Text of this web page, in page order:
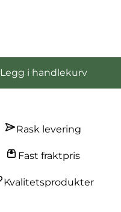
Legg i handlekurv
Rask levering
Fast fraktpris
Kvalitetsprodukter